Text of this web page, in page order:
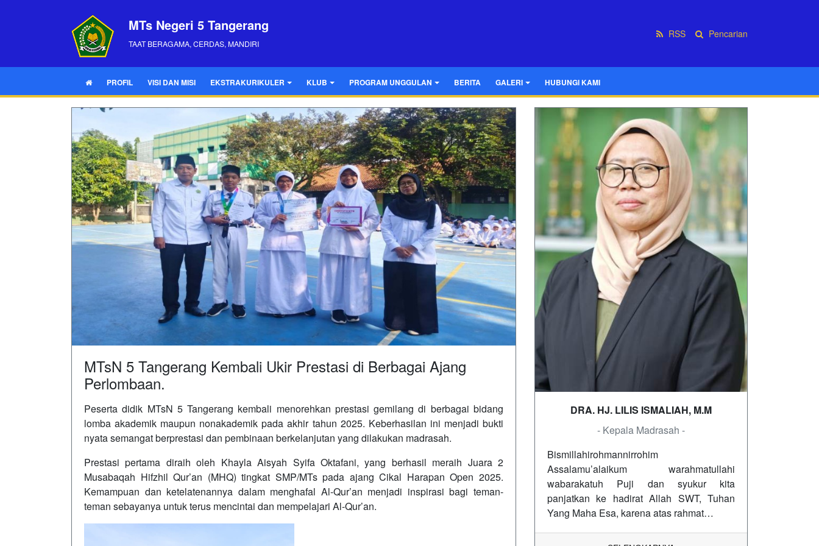
MTs Negeri 5 Tangerang
TAAT BERAGAMA, CERDAS, MANDIRI
RSS Pencarian
PROFIL VISI DAN MISI EKSTRAKURIKULER KLUB PROGRAM UNGGULAN BERITA GALERI HUBUNGI KAMI
MTsN 5 Tangerang Kembali Ukir Prestasi di Berbagai Ajang
Perlombaan.
Peserta didik MTsN 5 Tangerang kembali menorehkan prestasi gemilang di berbagai bidang
lomba akademik maupun nonakademik pada akhir tahun 2025. Keberhasilan ini menjadi bukti
nyata semangat berprestasi dan pembinaan berkelanjutan yang dilakukan madrasah.
Prestasi pertama diraih oleh Khayla Aisyah Syifa Oktafani, yang berhasil meraih Juara 2
Musabaqah Hifzhil Qur’an (MHQ) tingkat SMP/MTs pada ajang Cikal Harapan Open 2025.
Kemampuan dan ketelatenannya dalam menghafal Al-Qur’an menjadi inspirasi bagi teman-
teman sebayanya untuk terus mencintai dan mempelajari Al-Qur’an.
DRA. HJ. LILIS ISMALIAH, M.M
- Kepala Madrasah -
Bismillahirohmannirrohim
Assalamu’alaikum warahmatullahi
wabarakatuh Puji dan syukur kita
panjatkan ke hadirat Allah SWT, Tuhan
Yang Maha Esa, karena atas rahmat…